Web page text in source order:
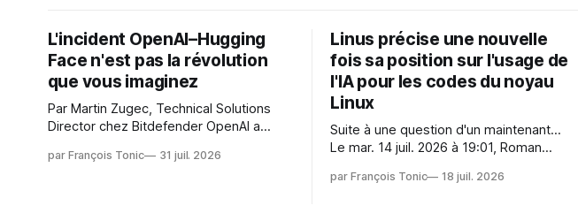
L'incident OpenAI–Hugging
Face n'est pas la révolution
que vous imaginez
Par Martin Zugec, Technical Solutions
Director chez Bitdefender OpenAI a
dans le cadre d'une évaluation interne
par François Tonic 31 juil. 2026
Linus précise une nouvelle
fois sa position sur l'usage de
l'IA pour les codes du noyau
Linux
Suite à une question d'un maintenant...
Le mar. 14 juil. 2026 à 19:01, Roman
écrit : Je pense que cela rend l'objectif
par François Tonic 18 juil. 2026